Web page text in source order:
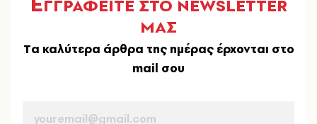
ΓΓΡΑΦΕΙΤΕ ΣΤΟ NEWSLETTER
ΜΑΣ
Tα καλύτερα άρθρα της ημέρας έρχονται στο
mail σου